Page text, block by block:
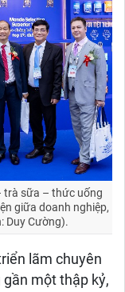
trà sữa – thức uống
giữa doanh nghiệp,
Duy Cường).
lãm chuyên
một thập kỷ,